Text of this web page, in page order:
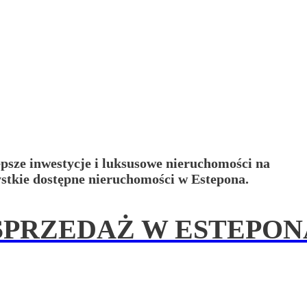
inwestycje i luksusowe nieruchomości na
dostępne nieruchomości w Estepona.
W